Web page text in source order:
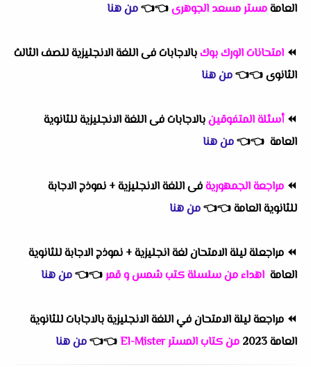
العامةمستر مسعد الجوهرى👈
👈من هنا
⏪ امتحانات الورك بوكبالاجابات فى اللغة الانجليزية للصف الثالث
الثانوى👈
👈من هنا
⏪ أسئلة المتفوقينبالاجابات فى اللغة الانجليزية للثانوية
العامة 👈
👈من هنا
⏪ مراجعة الجمهوريةفى اللغة الانجليزية + نموذج الاجابة
للثانوية العامة👈
👈من هنا
⏪ مراجعلة ليلة الامتحان لغة انجليزية + نموذج الاجابة للثانوية
العامة اهداء من سلسلة كتب شمس و قمر👈
👈من هنا
⏪ مراجعة ليلة الامتحان في اللغة الانجليزية بالاجابات للثانوية
العامة 2023
من كتاب المستر El-Mister 👈
👈من هنا